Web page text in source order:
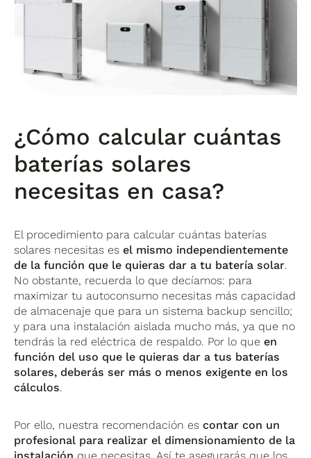
¿Cómo calcular cuántas
baterías solares
necesitas en casa?
El procedimiento para calcular cuántas baterías
solares necesitas esel mismo independientemente
de la función que le quieras dar a tu batería solar.
No obstante, recuerda lo que decíamos: para
maximizar tu autoconsumo necesitas más capacidad
de almacenaje que para un sistema backup sencillo;
y para una instalación aislada mucho más, ya que no
tendrás la red eléctrica de respaldo. Por lo queen
función del uso que le quieras dar a tus baterías
solares, deberás ser más o menos exigente en los
cálculos.
Por ello, nuestra recomendación escontar con un
profesional para realizar el dimensionamiento de la
instalación que necesitas. Así te asegurarás que los